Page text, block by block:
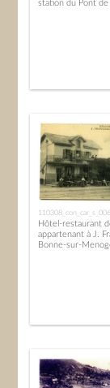
station du Pont de
110308_con_car_s_006
Hôtel-restaurant
appartenant à J.
Bonne-sur-